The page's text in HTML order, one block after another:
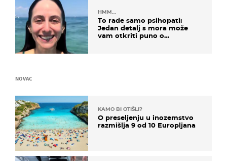
HMM…
To rade samo psihopati:
Jedan detalj s mora može
vam otkriti puno o
NOVAC
KAMO BI OTIŠLI?
O preseljenju u inozemstvo
razmišlja 9 od 10 Europljana